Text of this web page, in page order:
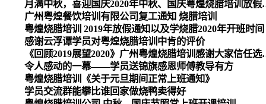
月满中秋，喜迎
广州粤煌餐饮培训有限公司复工通知 烧腊培训
粤煌烧腊培训 2019年放假通知以及学烧腊2020年开班时间
感谢云浮谭学员对粤煌烧腊培训中肯的评价
《回顾2019展望
令人感动的一幕——学员送锦旗感恩师傅教导有方
粤煌烧腊培训《关于元旦期间正常上班通知》
学员交流群能攀比谁回家做烧鸭卖得好